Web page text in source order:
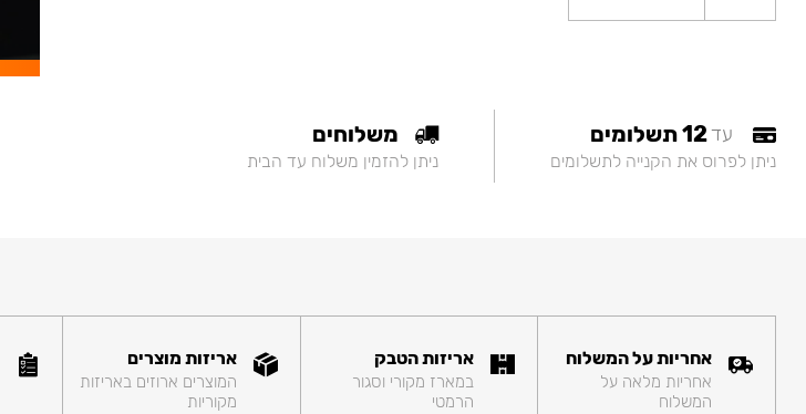
עד12 תשלומים
ניתן לפרוס את הקנייה לתשלומים
משלוחים
ניתן להזמין משלוח עד הבית
אחריות על המשלוח
אחריות מלאה על
המשלוח
אריזות הטבק
במארז מקורי וסגור
הרמטי
אריזות מוצרים
המוצרים ארוזים באריזות
מקוריות